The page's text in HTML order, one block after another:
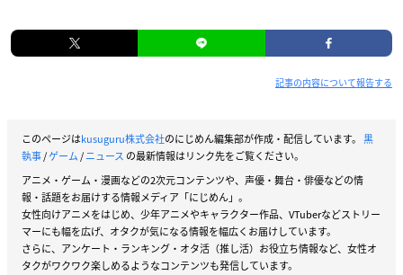
記事の内容について報告する
このページはkusuguru株式会社のにじめん編集部が作成・配信しています。 黒
執事/ゲーム/ニュース の最新情報はリンク先をご覧ください。
アニメ・ゲーム・漫画などの2次元コンテンツや、声優・舞台・俳優などの情
報・話題をお届けする情報メディア「にじめん」。
女性向けアニメをはじめ、少年アニメやキャラクター作品、VTuberなどストリー
マーにも幅を広げ、オタクが気になる情報を幅広くお届けしています。
さらに、アンケート・ランキング・オタ活（推し活）お役立ち情報など、女性オ
タクがワクワク楽しめるようなコンテンツも発信しています。